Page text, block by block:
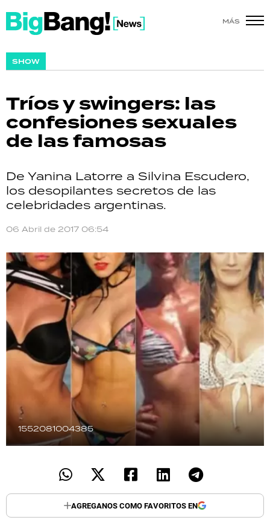
MÁS
SHOW
Tríos y swingers: las
confesiones sexuales
de las famosas
De Yanina Latorre a Silvina Escudero,
los desopilantes secretos de las
celebridades argentinas.
06 Abril de 2017 06:54
1552081004385
AGREGANOS COMO FAVORITOS EN
SHOW
ACTUALIDAD
POLICIALES
ECONOMÍA
GRAN HERMANO
SALUD
DEPORTES
TECNOLOGÍA
RECETAS
PALABRAS
HORÓSCOPO
Seguinos